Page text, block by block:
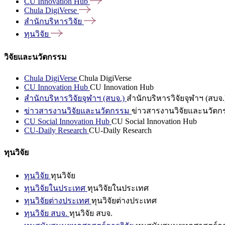
Chula DigiVerse
สำนักบริหารวิจัย
ทุนวิจัย
วิจัยและนวัตกรรม
Chula DigiVerse Chula DigiVerse
CU Innovation Hub CU Innovation Hub
สำนักบริหารวิจัยจุฬาฯ (สบจ.) สำนักบริหารวิจัยจุฬาฯ (สบจ
ข่าวสารงานวิจัยและนวัตกรรม ข่าวสารงานวิจัยและนวัตก
CU Social Innovation Hub CU Social Innovation Hub
CU-Daily Research CU-Daily Research
ทุนวิจัย
ทุนวิจัย ทุนวิจัย
ทุนวิจัยในประเทศ ทุนวิจัยในประเทศ
ทุนวิจัยต่างประเทศ ทุนวิจัยต่างประเทศ
ทุนวิจัย สบจ. ทุนวิจัย สบจ.